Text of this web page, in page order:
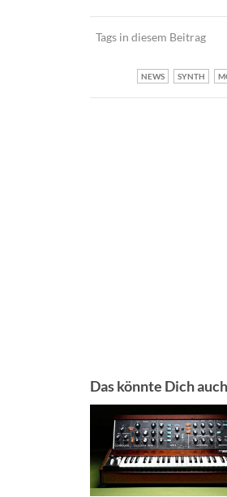
Tags in diesem Beitrag
NEWS SYNTH
Das könnte Dich